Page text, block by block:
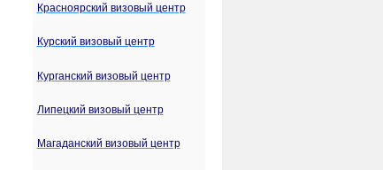
Красноярский визовый центр
Курский визовый центр
Курганский визовый центр
Липецкий визовый центр
Магаданский визовый центр